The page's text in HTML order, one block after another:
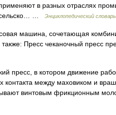
в разных отраслях
сельско… …
Энциклопедический
машина, сочетающая
Пресс чеканочный пресс
пресс, в котором движение
контакта между маховиком и
винтовым фрикционным